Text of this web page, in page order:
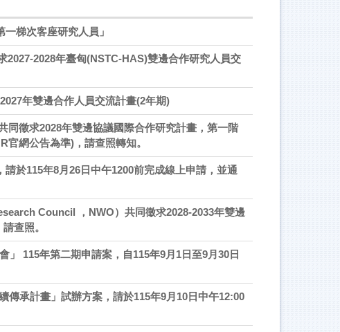
梯次客座研究人員」
2027-2028年臺匈(NSTC-HAS)雙邊合作研究人員交
年雙邊合作人員交流計畫(2年期)
同徵求2028年雙邊協議國際合作研究計畫，第一階
網公告為準)，請查照轉知。
請於115年8月26日中午1200前完成線上申請，並通
Council ，NWO）共同徵求2028-2033年雙邊
查照。
」 115年第二期申請案，自115年9月1日至9月30日
傳承計畫」試辦方案，請於115年9月10日中午12:00